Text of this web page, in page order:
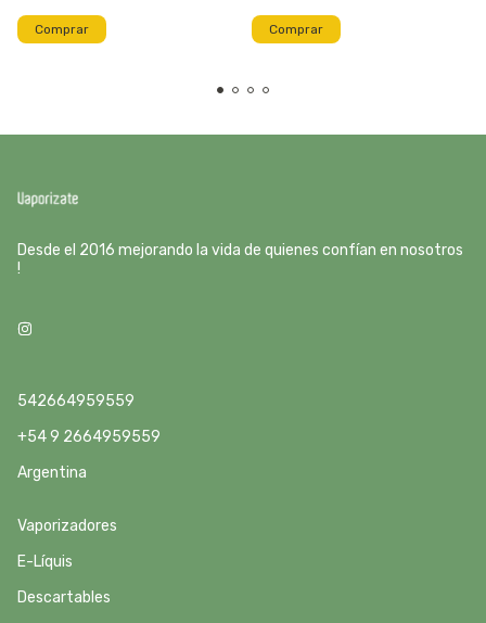
Comprar Comprar
Desde el 2016 mejorando la vida de quienes confían en nosotros
!
542664959559
+54 9 2664959559
Argentina
Vaporizadores
E-Líquis
Descartables